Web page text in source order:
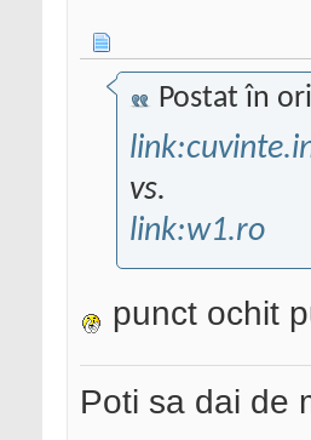
Postat în
vs.
link:w1.ro
punct ochit
Poti sa dai de